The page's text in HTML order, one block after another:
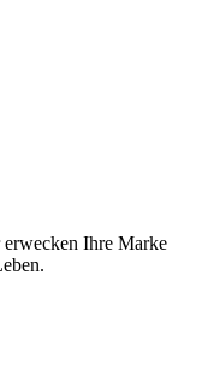
Ihre Marke